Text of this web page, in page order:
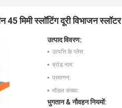
45 मिमी स्लॉटिंग दूरी विभाजन
उत्पाद विवरण:
उत्पत्ति के प्लेस:
ब्रांड नाम:
प्रमाणन:
मॉडल संख्या:
भुगतान & नौवहन नियमों: